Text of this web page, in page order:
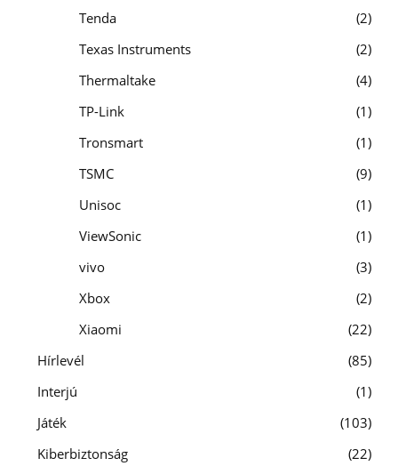
Tenda
2
Texas Instruments
2
Thermaltake
4
TP-Link
1
Tronsmart
1
TSMC
9
Unisoc
1
ViewSonic
1
vivo
3
Xbox
2
Xiaomi
22
Hírlevél
85
Interjú
1
Játék
103
Kiberbiztonság
22